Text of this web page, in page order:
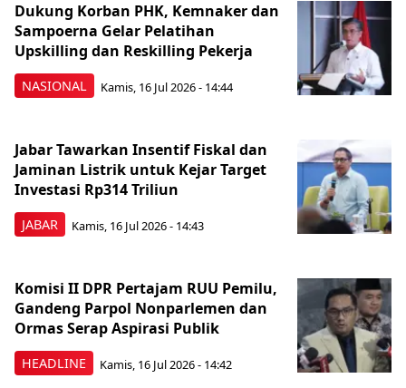
NASIONAL
Dukung Korban PHK, Kemnaker dan
Sampoerna Gelar Pelatihan
Upskilling dan Reskilling Pekerja
Kamis, 16 Jul 2026 - 14:44
JABAR
Jabar Tawarkan Insentif Fiskal dan
Jaminan Listrik untuk Kejar Target
Investasi Rp314 Triliun
Kamis, 16 Jul 2026 - 14:43
HEADLINE
Komisi II DPR Pertajam RUU Pemilu,
Gandeng Parpol Nonparlemen dan
Ormas Serap Aspirasi Publik
Kamis, 16 Jul 2026 - 14:42